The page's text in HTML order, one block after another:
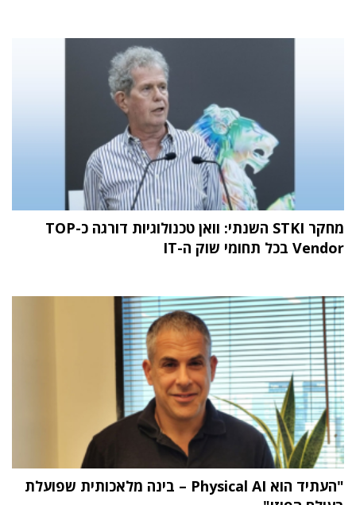
מחקר STKI השנתי: וואן טכנולוגיות דורגה כ-TOP
Vendor בכל תחומי שוק ה-IT
"העתיד הוא Physical AI – בינה מלאכותית שפועלת